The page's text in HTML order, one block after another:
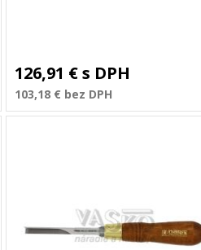
126,91 €s DPH
103,18 € bez DPH